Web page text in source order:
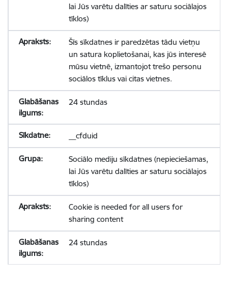
lai Jūs varētu dalīties ar saturu sociālajos
tīklos)
Šīs sīkdatnes ir paredzētas tādu vietņu
un satura koplietošanai, kas jūs interesē
mūsu vietnē, izmantojot trešo personu
sociālos tīklus vai citas vietnes.
24 stundas
__cfduid
Sociālo mediju sīkdatnes (nepieciešamas,
lai Jūs varētu dalīties ar saturu sociālajos
tīklos)
Cookie is needed for all users for
sharing content
24 stundas